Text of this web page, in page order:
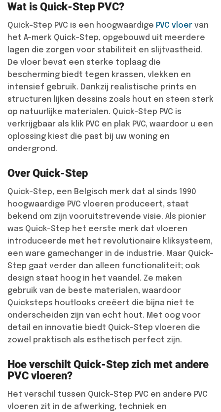
Wat is Quick-Step PVC?
Quick-Step PVC is een hoogwaardige PVC vloer van
het A-merk Quick-Step, opgebouwd uit meerdere
lagen die zorgen voor stabiliteit en slijtvastheid.
De vloer bevat een sterke toplaag die
bescherming biedt tegen krassen, vlekken en
intensief gebruik. Dankzij realistische prints en
structuren lijken dessins zoals hout en steen sterk
op natuurlijke materialen. Quick-Step PVC is
verkrijgbaar als klik PVC en plak PVC, waardoor u een
oplossing kiest die past bij uw woning en
ondergrond.
Over Quick-Step
Quick-Step, een Belgisch merk dat al sinds 1990
hoogwaardige PVC vloeren produceert, staat
bekend om zijn vooruitstrevende visie. Als pionier
was Quick-Step het eerste merk dat vloeren
introduceerde met het revolutionaire kliksysteem,
een ware gamechanger in de industrie. Maar Quick-
Step gaat verder dan alleen functionaliteit; ook
design staat hoog in het vaandel. Ze maken
gebruik van de beste materialen, waardoor
Quicksteps houtlooks creëert die bijna niet te
onderscheiden zijn van echt hout. Met oog voor
detail en innovatie biedt Quick-Step vloeren die
zowel praktisch als esthetisch perfect zijn.
Hoe verschilt Quick-Step zich met andere
PVC vloeren?
Het verschil tussen Quick-Step PVC en andere PVC
vloeren zit in de afwerking, techniek en